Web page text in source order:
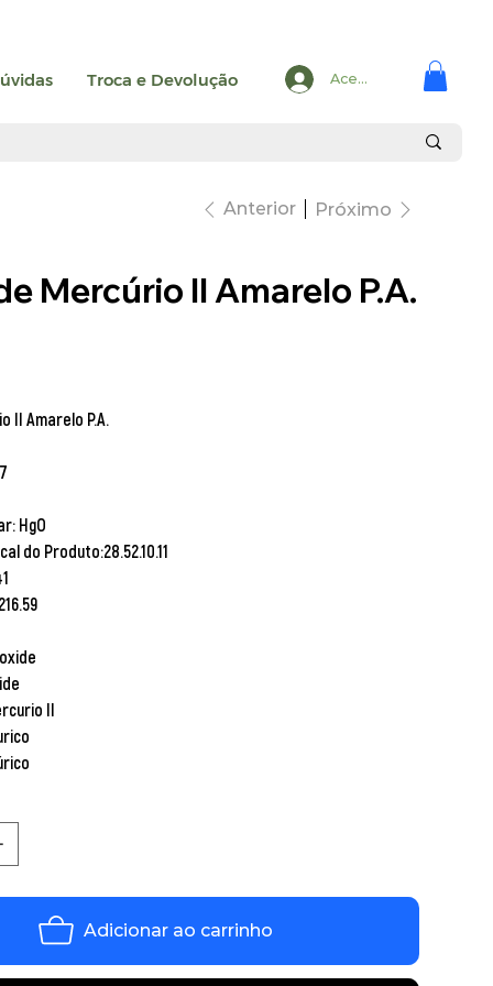
Troca e Devolução Acesse
Anterior Próximo
Mercúrio II Amarelo P.A.
II Amarelo P.A.
HgO
do Produto:28.52.10.11
216.59
II
Adicionar ao carrinho